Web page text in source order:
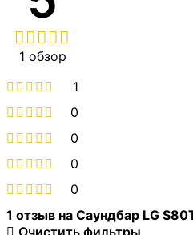
1 обзор
1
0
0
0
0
1 отзыв на Саундбар LG